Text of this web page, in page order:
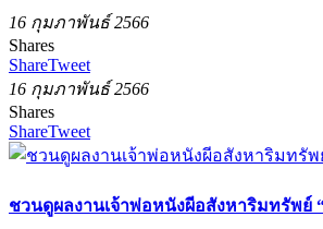
16 กุมภาพันธ์ 2566
Shares
ShareTweet
16 กุมภาพันธ์ 2566
Shares
ShareTweet
ชวนดูผลงานเจ้าพ่อหนังผีอสังหาริมทรัพย์